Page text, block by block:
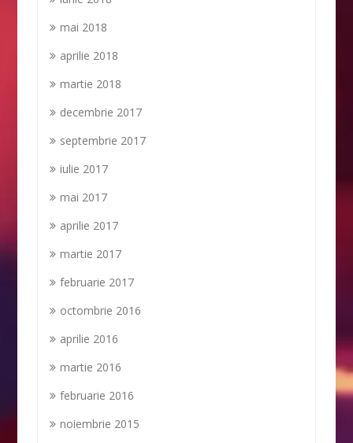
mai 2018
aprilie 2018
martie 2018
decembrie 2017
septembrie 2017
iulie 2017
mai 2017
aprilie 2017
martie 2017
februarie 2017
octombrie 2016
aprilie 2016
martie 2016
februarie 2016
noiembrie 2015